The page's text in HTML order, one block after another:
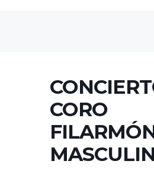
CORO